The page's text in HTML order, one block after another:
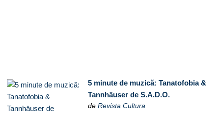
5 minute de muzică: Tanatofobia &
Tannhäuser de S.A.D.O.
deRevista Cultura